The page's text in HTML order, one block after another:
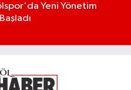
Yeni Yönetim